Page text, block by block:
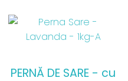
PERNĂ DE SARE - cu
Acest
produs